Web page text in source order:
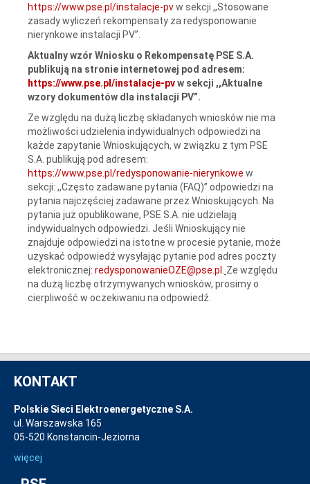
https://www.pse.pl/instalacje-pvw sekcji ,,Stosowane
zasady wyliczeń rekompensaty za redysponowanie
nierynkowe instalacji PV”.
Aktualny wzór Wniosku o Rekompensatę PSE S.A.
publikują na stronie internetowej pod adresem:
https://www.pse.pl/instalacje-pvw sekcji ,,Aktualne
wzory dokumentów dla instalacji PV”.
Ze względu na dużą liczbę składanych wniosków nie ma
możliwości udzielenia indywidualnych odpowiedzi na
każde zapytanie Wnioskujących, w związku z tym PSE
S.A. publikują pod adresem:
https://www.pse.pl/redysponowanie-nierynkowe w
sekcji: ,,Często zadawane pytania (FAQ)” odpowiedzi na
pytania najczęściej zadawane przez Wnioskujących. Na
pytania już opublikowane, PSE S.A. nie udzielają
indywidualnych odpowiedzi. Jeśli Wnioskujący nie
znajduje odpowiedzi na istotne w procesie pytanie, może
uzyskać odpowiedź wysyłając pytanie pod adres poczty
elektronicznej: redysponowanieOZE@pse.pl
Ze względu
na dużą liczbę otrzymywanych wniosków, prosimy o
cierpliwość w oczekiwaniu na odpowiedź.
KONTAKT
Polskie Sieci Elektroenergetyczne S.A.
ul. Warszawska 165
05-520 Konstancin-Jeziorna
więcej